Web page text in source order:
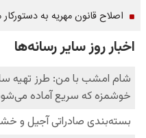
اصلاح قانون مهریه به